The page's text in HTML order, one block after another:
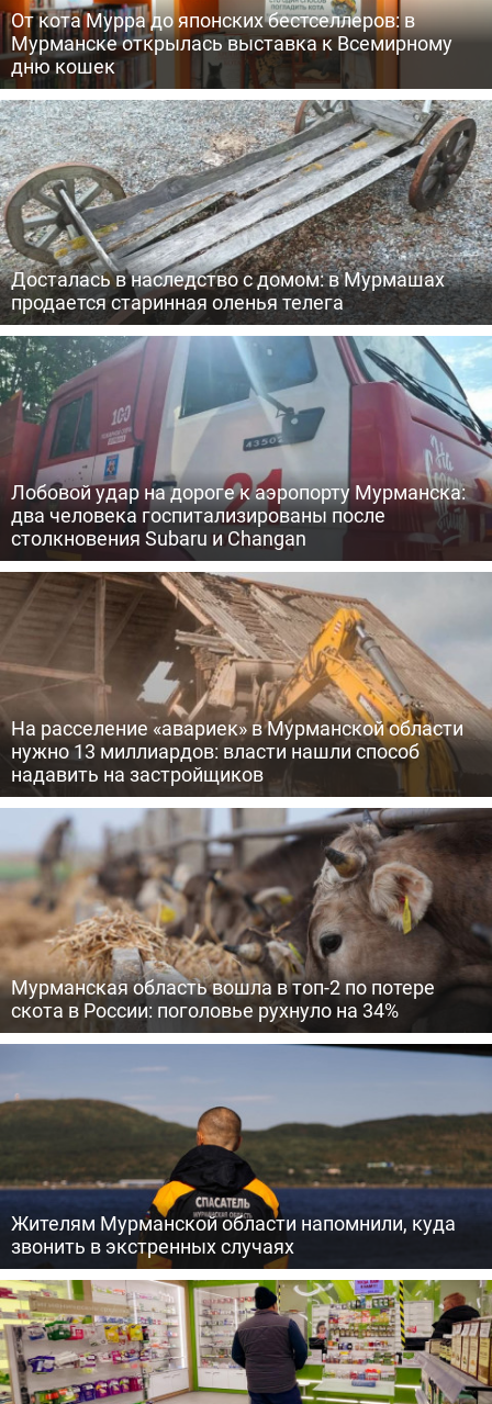
От кота Мурра до японских бестселлеров: в
Мурманске открылась выставка к Всемирному
дню кошек
Досталась в наследство с домом: в Мурмашах
продается старинная оленья телега
Лобовой удар на дороге к аэропорту Мурманска:
два человека госпитализированы после
столкновения Subaru и Changan
На расселение «авариек» в Мурманской области
нужно 13 миллиардов: власти нашли способ
надавить на застройщиков
Мурманская область вошла в топ-2 по потере
скота в России: поголовье рухнуло на 34%
Жителям Мурманской области напомнили, куда
звонить в экстренных случаях